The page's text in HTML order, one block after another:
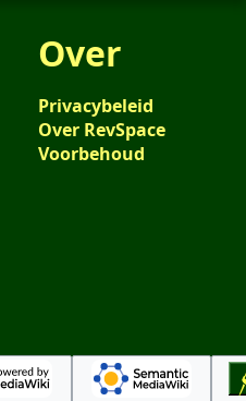
Over
Privacybeleid
Over RevSpace
Voorbehoud